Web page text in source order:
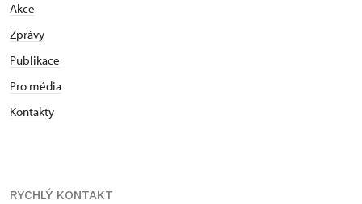
Akce
Zprávy
Publikace
Pro média
Kontakty
RYCHLÝ KONTAKT